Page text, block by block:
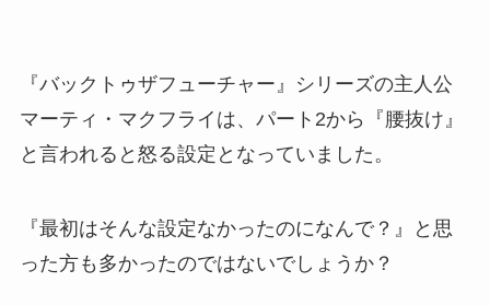
『バックトゥザフューチャー』シリーズの主人公
マーティ・マクフライは、パート2から『腰抜け』
と言われると怒る設定となっていました。
『最初はそんな設定なかったのになんで？』と思
った方も多かったのではないでしょうか？